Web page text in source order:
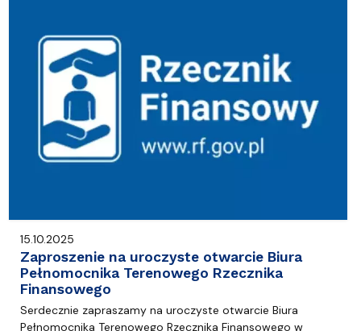
15.10.2025
Zaproszenie na uroczyste otwarcie Biura
Pełnomocnika Terenowego Rzecznika
Finansowego
Serdecznie zapraszamy na uroczyste otwarcie Biura
Pełnomocnika Terenowego Rzecznika Finansowego w